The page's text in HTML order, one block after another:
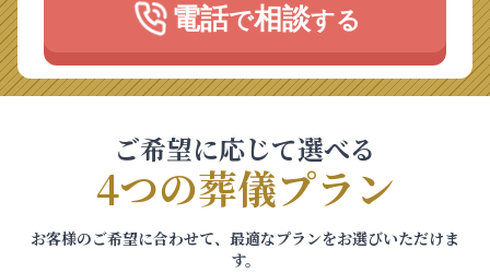
電話で相談する
ご希望に応じて選べる
4つの葬儀プラン
お客様のご希望に合わせて、最適なプランをお選びいただけま
す。